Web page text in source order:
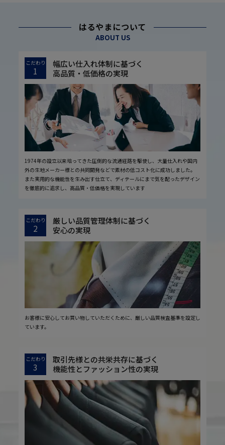
はるやまについて
ABOUT US
こだわり
1
幅広い仕入れ体制に基づく
高品質・低価格の実現
1974年の設立以来培ってきた圧倒的な流通経路を駆使し、大量仕入れや国内
外の生地メーカー様との共同開発などで素材の低コスト化に成功しました。
また実用的な機能性を生み出す仕立て、ディテールにまで気を配ったデザイン
を徹底的に追求し、高品質・低価格を実現しています
こだわり
2
厳しい品質管理体制に基づく
安心の実現
お客様に安心してお買い物していただくために、厳しい品質検査基準を設定し
ています。
こだわり
3
取引先様との共栄共存に基づく
機能性とファッション性の実現